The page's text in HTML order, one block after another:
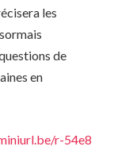
les
de
en
r-54e8